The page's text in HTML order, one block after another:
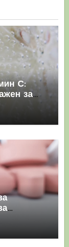
С:
за